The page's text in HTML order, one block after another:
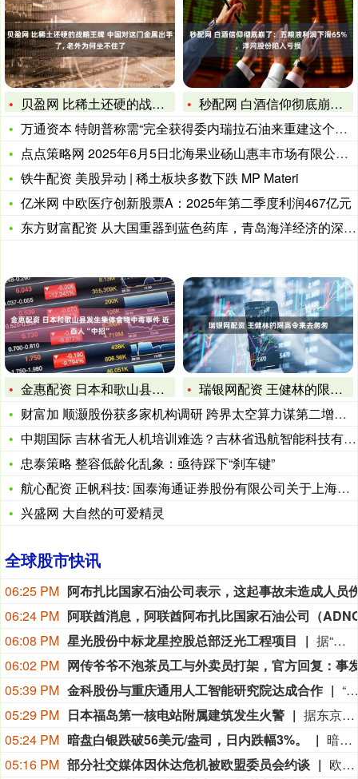
贝盈网 比稀土还硬的战略王牌 中国对这门金属出手了, 老外为
秒配网 白酒信仰彻底崩了：五粮液利润下滑65%，洋河股份陷入
万通资本 特朗普称需“完全获得委内瑞拉石油来重建这个国家”
点点策略网 2025年6月5日北海果业砀山惠丰市场有限公司价
铁牛配资 美股异动 | 稀土板块多数下跌 MP Materi
亿米网 中欧医疗创新股票A：2025年第二季度利润467亿元
东方财富配资 从大国重器到蓝色药库，青岛海洋经济的深蓝突围
金惠配资 日本和歌山县发生集体食物中毒事件 近百人“中招”
瑞银网配资 王健林的限高令来去匆匆
财富加 顺灏股份获多家机构调研 跨界太空算力谋第二增长曲线
中期国际 吉林省无人机培训难选？吉林省迅航智能科技有限公司来
忠泰策略 整容低龄化乱象：亟待踩下“刹车键”
航心配资 正帆科技: 国泰海通证券股份有限公司关于上海正帆科
兴盛网 大自然的可爱精灵
全球股市快讯
06:25 PM
06:24 PM
06:08 PM 星光股份中标龙星控股总部泛光工程项目
据“星光股份”公众号消息，近日，星光股份成功中标龙星控股总部泛光工程项目。
06:02 PM
05:39 PM 金科股份与重庆通用人工智能研究院达成合作
“金科股份”公众号消息，2026年8月，金科地产集团股份有限公司（简称“金科股份”）与重庆通用人工智能研究院在重庆正式签署全方位合作协议。双方将依托通用人工智能前沿技术，落地不动产全场景智慧解决方案，合力打造重庆“人工智能+不动产”产业标杆项目。
05:29 PM 日本福岛第一核电站附属建筑发生火警
据东京电力公司消息，当地时间8日15时35分左右，日本福岛第一核电站5号、6号机组服务建筑3、4层的火灾报警器发生启动。东京电力公司于当天16时01分向双叶消防本部报警。随后，消防部门赶赴现场确认，但未发现明火或冒烟。事件对核电站厂区设备没有造成影响，监测点以及厂区边界的尘埃监测仪等所测得的放射线量也未发现异常。（央视新闻）
05:24 PM 暗盘白银跌破56美元/盎司，日内跌幅3%。
暗盘白银跌破56美元/盎司，日内跌幅3%。
05:16 PM 部分社交媒体因休达危机被欧盟委员会约谈
欧盟委员会负责技术主权等事务的执行副主席汉娜·维尔库宁7日在社交媒体上表示，欧盟委员会当天就西班牙飞地休达局势约谈短视频平台TikTok和美国元公司（Meta），要求平台在危机期间加强内容监测并采取果断措施。 维尔库宁在社交媒体平台X上说，在危机情况下，社交媒体平台必须果断采取行动，维护数字空间完整性。她表示，平台应加强对相关内容的监测，并强化与事实核查机构的合作。 休达位于非洲西北部、直布罗陀海峡附近的地中海沿岸，与摩洛哥接壤。日前，大批非法移民从摩洛哥方向进入休达，引发近年来西班牙最严重的边境移民危机。 据德新社等媒体报道，一些进入休达的非法移民表示，他们此前从社交媒体获悉所谓“边境开放”“休达将提供住宿”以及“进入休达后可继续前往西班牙本土”等信息。 休达危机也引发了欧盟内部围绕外部边境管控和移民政策的新一轮争议。维尔库宁表示，欧盟委员会将于10日继续跟进相关情况。(新华社)